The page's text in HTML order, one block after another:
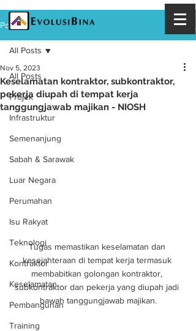
Post
All Posts
Projek
Infrastruktur
Semenanjung
Sabah & Sarawak
Luar Negara
Perumahan
Isu Rakyat
Teknologi
Kontraktor
Keselamatan
Pembangunan
Training
All Posts
Keselamatan kontraktor, subkontraktor,
pekerja diupah di tempat kerja
tanggungjawab majikan - NIOSH
Nov 5, 2023
Tugas memastikan keselamatan dan
kesejahteraan di tempat kerja termasuk
membabitkan golongan kontraktor,
subkontraktor dan pekerja yang diupah jadi
bawah tanggungjawab majikan.